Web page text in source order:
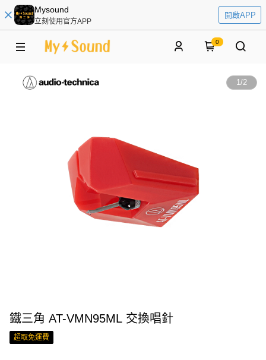
Mysound
立刻使用官方APP
開啟APP
0
1/2
鐵三角 AT-VMN95ML 交換唱針
超取免運費